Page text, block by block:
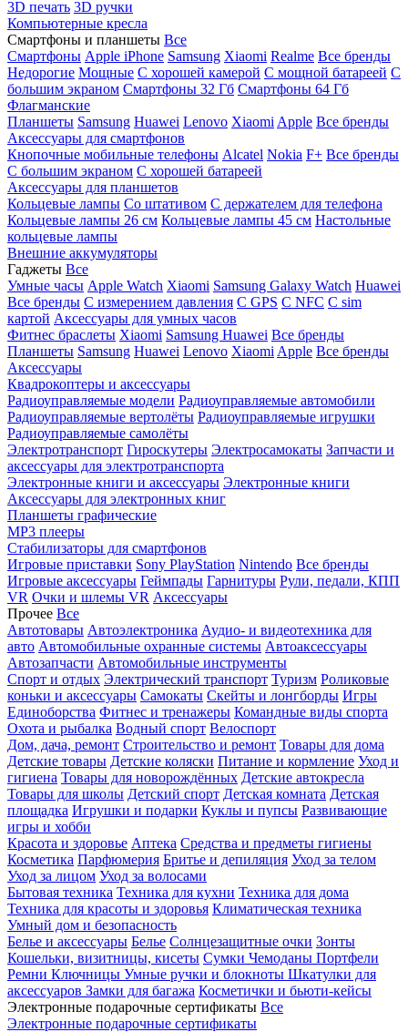
3D печать 3D ручки
Компьютерные кресла
Смартфоны и планшеты Все
Смартфоны Apple iPhone Samsung Xiaomi Realme Все бренды
Недорогие Мощные С хорошей камерой С мощной батареей С
большим экраном Смартфоны 32 Гб Смартфоны 64 Гб
Флагманские
Планшеты Samsung Huawei Lenovo Xiaomi Apple Все бренды
Аксессуары для смартфонов
Кнопочные мобильные телефоны Alcatel Nokia F+ Все бренды
С большим экраном С хорошей батареей
Аксессуары для планшетов
Кольцевые лампы Со штативом C держателем для телефона
Кольцевые лампы 26 см Кольцевые лампы 45 см Настольные
кольцевые лампы
Внешние аккумуляторы
Гаджеты Все
Умные часы Apple Watch Xiaomi Samsung Galaxy Watch Huawei
Все бренды C измерением давления C GPS C NFC C sim
картой Аксессуары для умных часов
Фитнес браслеты Xiaomi Samsung Huawei Все бренды
Планшеты Samsung Huawei Lenovo Xiaomi Apple Все бренды
Аксессуары
Квадрокоптеры и аксессуары
Радиоуправляемые модели Радиоуправляемые автомобили
Радиоуправляемые вертолёты Радиоуправляемые игрушки
Радиоуправляемые самолёты
Электротранспорт Гироскутеры Электросамокаты Запчасти и
аксессуары для электротранспорта
Электронные книги и аксессуары Электронные книги
Аксессуары для электронных книг
Планшеты графические
MP3 плееры
Стабилизаторы для смартфонов
Игровые приставки Sony PlayStation Nintendo Все бренды
Игровые аксессуары Геймпады Гарнитуры Рули, педали, КПП
VR Очки и шлемы VR Аксессуары
Прочее Все
Автотовары Автоэлектроника Аудио- и видеотехника для
авто Автомобильные охранные системы Автоаксессуары
Автозапчасти Автомобильные инструменты
Спорт и отдых Электрический транспорт Туризм Роликовые
коньки и аксессуары Самокаты Скейты и лонгборды Игры
Единоборства Фитнес и тренажеры Командные виды спорта
Охота и рыбалка Водный спорт Велоспорт
Дом, дача, ремонт Строительство и ремонт Товары для дома
Детские товары Детские коляски Питание и кормление Уход и
гигиена Товары для новорождённых Детские автокресла
Товары для школы Детский спорт Детская комната Детская
площадка Игрушки и подарки Куклы и пупсы Развивающие
игры и хобби
Красота и здоровье Аптека Средства и предметы гигиены
Косметика Парфюмерия Бритье и депиляция Уход за телом
Уход за лицом Уход за волосами
Бытовая техника Техника для кухни Техника для дома
Техника для красоты и здоровья Климатическая техника
Умный дом и безопасность
Белье и аксессуары Белье Солнцезащитные очки Зонты
Кошельки, визитницы, кисеты Сумки Чемоданы Портфели
Ремни Ключницы Умные ручки и блокноты Шкатулки для
аксессуаров Замки для багажа Косметички и бьюти-кейсы
Электронные подарочные сертификаты Все
Электронные подарочные сертификаты